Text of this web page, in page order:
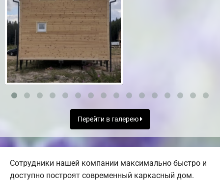
Перейти в галерею
Сотрудники нашей компании максимально быстро и
доступно построят современный каркасный дом.